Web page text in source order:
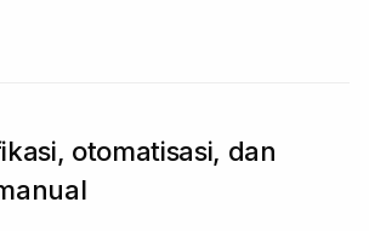
otomatisasi, dan